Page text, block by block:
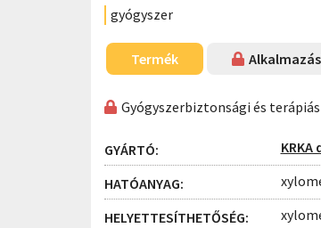
gyógyszer
Termék
Gyógyszerbiztonsági és
GYÁRTÓ: KRKA
HATÓANYAG:
HELYETTESÍTHETŐSÉG: